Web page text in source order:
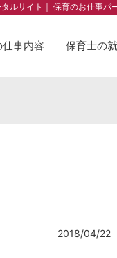
ルサイト｜ 保育のお仕事パ
事内容 保育士の
2018/04/22